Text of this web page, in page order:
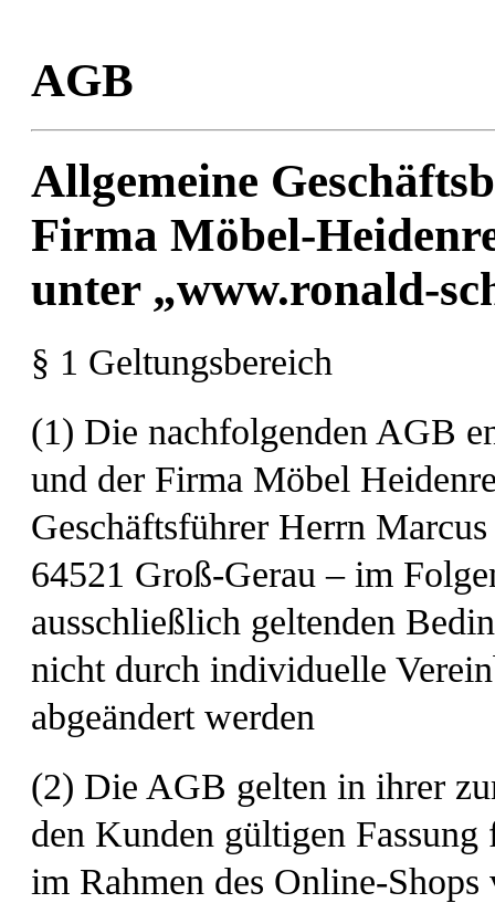
AGB
Allgemeine
Firma Möbel-
unter „www.ronald-
§ 1 Geltungsbereich
(1) Die nachfolgenden AGB
und der Firma Möbel
Geschäftsführer Herrn
64521 Groß-Gerau – im
ausschließlich geltenden
nicht durch individuelle
abgeändert werden
(2) Die AGB gelten in ihrer
den Kunden gültigen
im Rahmen des Online-